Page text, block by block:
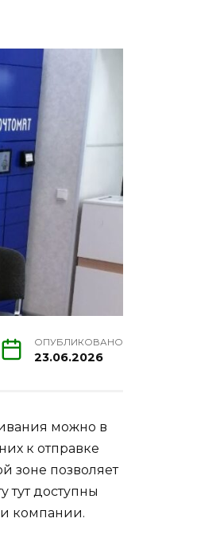
ОПУБЛИКОВАНО
23.06.2026
можно в
к отправке
зоне позволяет
тут доступны
компании.